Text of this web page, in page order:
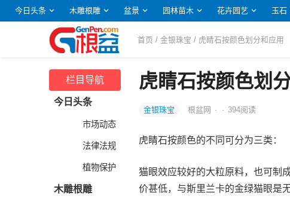
今日头条 木雕根雕 盆景 园林苗木 花卉园艺 玉石
首页 /金银珠宝 / 虎睛石按颜色划分和应用
栏目导航
今日头条
市场动态
法律法规
植物保护
木雕根雕
虎睛石按颜色划
金银珠宝 根盆网 · · 394阅读
虎睛石按颜色的不同可分为三类：
猫眼效应较好的大粒原料，也可制
价甚低，与斯里兰卡的金绿猫眼是